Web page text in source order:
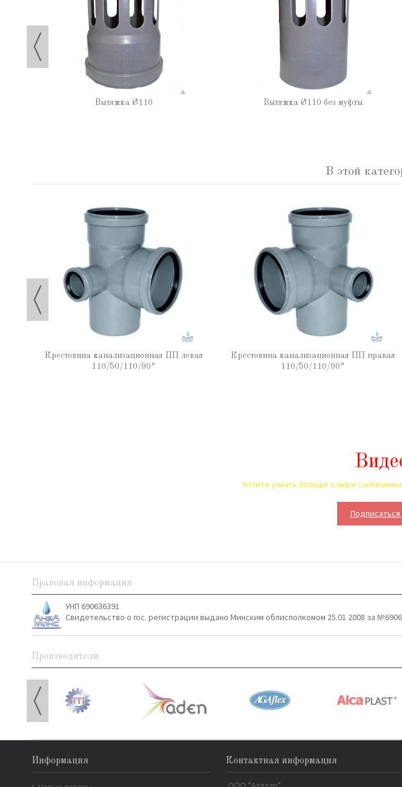
Вытяжка Ø110 Вытяжка Ø110 без муфты
В этой
Крестовина канализационная ПП левая
110/50/110/90°
Крестовина канализационная ПП правая
110/50/110/90°
Хотите узнать больше о мире
Подписаться
Правовая информация
УНП 690636391
Свидетельство о гос. регистрации выдано Минским облисполкомом 25.01 2008 за
Производители
Информация Контактная информация